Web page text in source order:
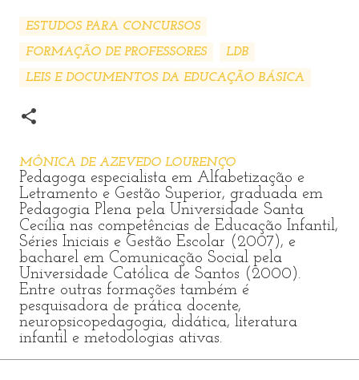
ESTUDOS PARA CONCURSOS
FORMAÇÃO DE PROFESSORES
LDB
LEIS E DOCUMENTOS DA EDUCAÇÃO BÁSICA
MÔNICA DE AZEVEDO LOURENÇO
Pedagoga especialista em Alfabetização e
Letramento e Gestão Superior, graduada em
Pedagogia Plena pela Universidade Santa
Cecília nas competências de Educação Infantil,
Séries Iniciais e Gestão Escolar (2007), e
bacharel em Comunicação Social pela
Universidade Católica de Santos (2000).
Entre outras formações também é
pesquisadora de prática docente,
neuropsicopedagogia, didática, literatura
infantil e metodologias ativas.